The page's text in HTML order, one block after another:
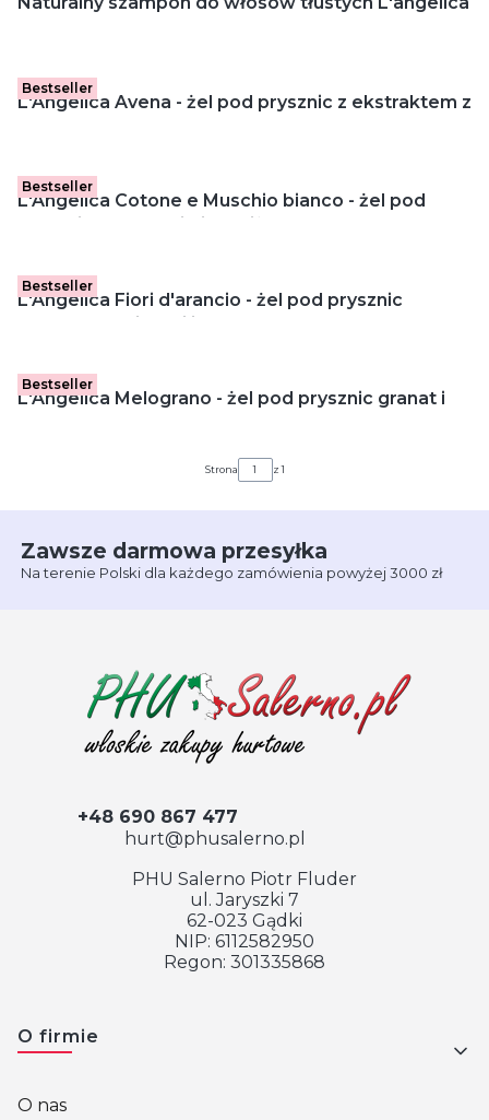
Bestseller
L'Angelica Avena - żel pod prysznic z ekstraktem z
Bestseller
L'Angelica Cotone e Muschio bianco - żel pod
Bestseller
L'Angelica Fiori d'arancio - żel pod prysznic
pomarańcza i wanilia (500 ml)
Bestseller
L'Angelica Melograno - żel pod prysznic granat i
Strona z 1
Zawsze darmowa przesyłka
Na terenie Polski dla każdego zamówienia powyżej 3000 zł
+48 690 867 477
hurt@phusalerno.pl
PHU Salerno Piotr Fluder
ul. Jaryszki 7
62-023 Gądki
NIP: 6112582950
Regon: 301335868
Linki w stopce
O firmie
O nas